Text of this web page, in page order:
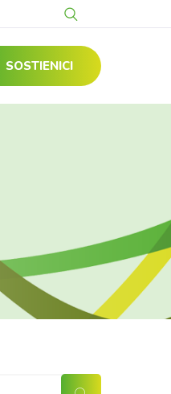
SOSTIENICI